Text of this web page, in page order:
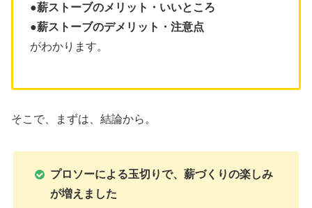
●薪ストーブのメリット・いいところ
●薪ストーブのデメリット・注意点
がわかります。
そこで、まずは、結論から。
プロソーによる玉切りで、薪づくりの楽しみ
が増えました